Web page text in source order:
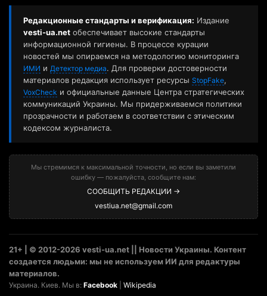
Редакционные стандарты и верификация: Издание
vesti-ua.net обеспечивает высокие стандарты
информационной гигиены. В процессе курации
новостей мы опираемся на методологию мониторинга
ИМИ и Детектор медиа. Для проверки достоверности
материалов редакция использует ресурсы StopFake,
VoxCheck и официальные данные Центра стратегических
коммуникаций Украины. Мы придерживаемся политики
прозрачности и работаем в соответствии с этическим
кодексом журналиста.
Мы стремимся к максимальной точности, но если вы заметили
ошибку — пожалуйста, сообщите нам:
СООБЩИТЬ РЕДАКЦИИ →
vestiua.net@gmail.com
21+ | © 2012-2026 vesti-ua.net || Новости Украины. Контент
создается людьми: мы не используем ИИ для редактуры
материалов.
Украина. Киев. Мы в: Facebook Wikipedia